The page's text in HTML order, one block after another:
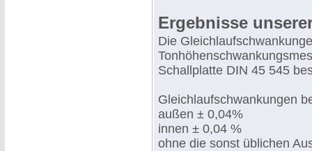
Ergebnisse
Die
Schallplatte DIN 45 545
Gleichlaufschwankungen
außen ± 0,04%
innen ± 0,04 %
ohne die sonst üblichen